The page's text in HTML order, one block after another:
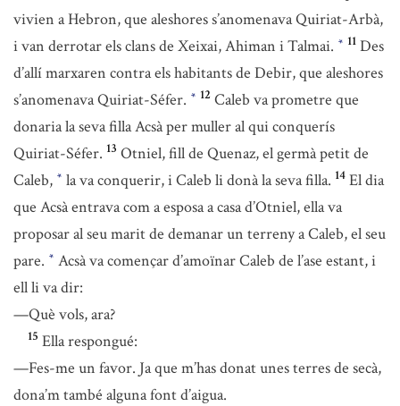
vivien a Hebron, que aleshores s’anomenava Quiriat-Arbà,
i van derrotar els clans de Xeixai, Ahiman i Talmai. * 11 Des
d’allí marxaren contra els habitants de Debir, que aleshores
s’anomenava Quiriat-Séfer. * 12 Caleb va prometre que
donaria la seva filla Acsà per muller al qui conquerís
Quiriat-Séfer. 13 Otniel, fill de Quenaz, el germà petit de
Caleb, * la va conquerir, i Caleb li donà la seva filla. 14 El dia
que Acsà entrava com a esposa a casa d’Otniel, ella va
proposar al seu marit de demanar un terreny a Caleb, el seu
pare. * Acsà va començar d’amoïnar Caleb de l’ase estant, i
ell li va dir:
—Què vols, ara?
15 Ella respongué:
—Fes-me un favor. Ja que m’has donat unes terres de secà,
dona’m també alguna font d’aigua.